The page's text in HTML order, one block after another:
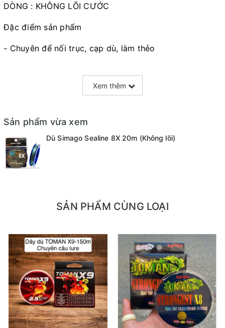
DÒNG : KHÔNG LÕI CƯỚC
Đặc điểm sản phẩm
- Chuyên để nối trục, cạp dù, làm thẻo
THÔNG SỐ DÂY:
+ 0.8 ~ 0.14 mm - chịu tải 12.6 kg
+ 1.0 ~ 0.16 mm - chịu tải 15.5 kg
+ 1.2 ~ 0.18 mm - chịu tải 16.8 kg
+ 1.5 ~ 0.20 mm - chịu tải 18.6 kg
+ 2.0 ~ 0.23 mm - chịu tải 20.6 kg
Xem thêm
Sản phẩm vừa xem
Dù Simago Sealine 8X 20m (Không lõi)
SẢN PHẨM CÙNG LOẠI